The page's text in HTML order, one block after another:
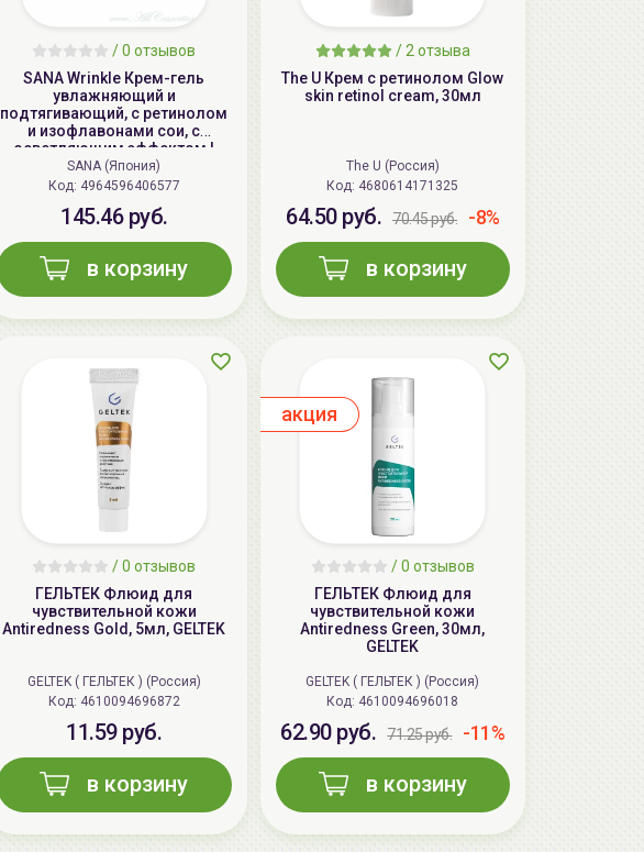
/0 отзывов
SANA Wrinkle Крем-гель
увлажняющий и
подтягивающий, с ретинолом
и изофлавонами сои, с
осветляющим эффектом |
100г | Wrinkle Gel Cream
(Whitening)
SANA (Япония)
Код: 4964596406577
145.46 руб.
в корзину
/ 2 отзыва
The U Крем с ретинолом Glow
skin retinol cream, 30мл
The U (Россия)
Код: 4680614171325
64.50 руб. 70.45 руб. -8%
в корзину
/0 отзывов
ГЕЛЬТЕК Флюид для
чувствительной кожи
Antiredness Gold, 5мл, GELTEK
GELTEK ( ГЕЛЬТЕК ) (Россия)
Код: 4610094696872
11.59 руб.
в корзину
/0 отзывов
ГЕЛЬТЕК Флюид для
чувствительной кожи
Antiredness Green, 30мл,
GELTEK
GELTEK ( ГЕЛЬТЕК ) (Россия)
Код: 4610094696018
62.90 руб. 71.25 руб. -11%
в корзину
aкция